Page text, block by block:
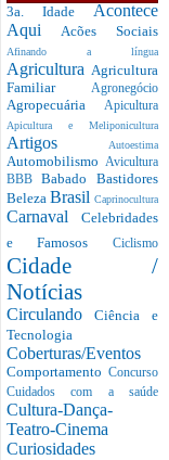
3a. Idade Acontece
Aqui Acões Sociais
Afinando a língua
Agricultura Agricultura
Familiar Agronegócio
Agropecuária Apicultura
Apicultura e Meliponicultura
Artigos Autoestima
Automobilismo Avicultura
BBBBabado Bastidores
Beleza Brasil Caprinocultura
Carnaval Celebridades
e Famosos Ciclismo
Cidade /
Notícias
CirculandoCiência e
Tecnologia
Coberturas/Eventos
Comportamento Concurso
Cuidados com a saúde
Cultura-Dança-
Teatro-Cinema
Curiosidades